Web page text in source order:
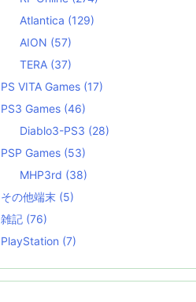
Atlantica (129)
AION (57)
TERA (37)
PS VITA Games (17)
PS3 Games (46)
Diablo3-PS3 (28)
PSP Games (53)
MHP3rd (38)
その他端末 (5)
雑記 (76)
PlayStation (7)